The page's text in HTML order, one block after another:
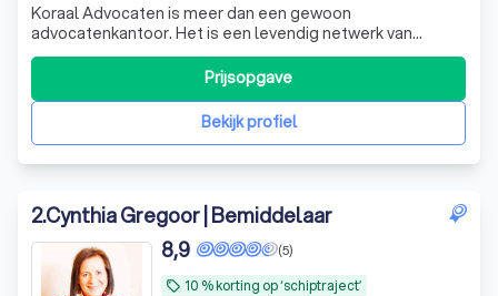
Koraal Advocaten is meer dan een gewoon
advocatenkantoor. Het is een levendig netwerk van
advocaten, cliënten, ondernemers, particulieren,
professionals en studenten. Wij zijn een bruisende
ontmoetingsplek waar mensen zich krachtig en begrepen
voelen. Bij ons zorgen we écht voor elkaar. Wij bieden e
Bekijk profiel
Prijsopgave
2.Cynthia Gregoor | Bemiddelaar
local_offer 10 % korting op ‘schiptraject’
(5)
8,9